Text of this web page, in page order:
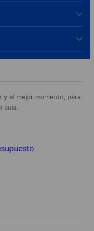
y el mejor momento, para
aula.